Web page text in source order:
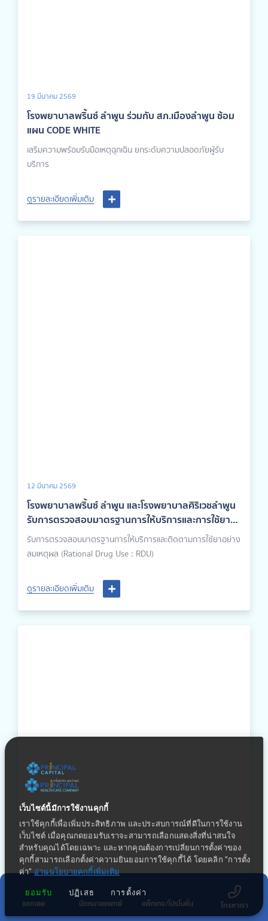
แชทเลย นัดหมายแพทย์ แพ็กเกจ/โปรโมชั่น โทรหาเรา
19 มีนาคม 2569
โรงพยาบาลพริ้นซ์ ลำพูน ร่วมกับ สภ.เมืองลำพูน ซ้อม
แผน CODE WHITE
เสริมความพร้อมรับมือเหตุฉุกเฉิน ยกระดับความปลอดภัยผู้รับ
บริการ
ดูรายละเอียดเพิ่มเติม
12 มีนาคม 2569
โรงพยาบาลพริ้นซ์ ลำพูน และโรงพยาบาลศิริเวชลำพูน
รับการตรวจสอบมาตรฐานการให้บริการและการใช้ยา
อย่างสมเหตุผล (Rational Drug Use)
รับการตรวจสอบมาตรฐานการให้บริการและติดตามการใช้ยาอย่าง
สมเหตุผล (Rational Drug Use : RDU)
ดูรายละเอียดเพิ่มเติม
10 มีนาคม 2569
สนับสนุนน้ำดื่มแก่ทีมดับไฟป่าในพื้นที่จังหวัดลำพูน
โรงพยาบาลพริ้นซ์ ลำพูน ร่วมสนับสนุนภารกิจช่วยเหลือสังคม
เว็บไซต์นี้มีการใช้งานคุกกี้
เราใช้คุกกี้เพื่อเพิ่มประสิทธิภาพ และประสบการณ์ที่ดีในการใช้งาน
เว็บไซต์ เมื่อคุณกดยอมรับเราจะสามารถเลือกแสดงสิ่งที่น่าสนใจ
สำหรับคุณได้โดยเฉพาะ และหากคุณต้องการเปลี่ยนการตั้งค่าของ
คุกกี้สามารถเลือกตั้งค่าความยินยอมการใช้คุกกี้ได้ โดยคลิก "การตั้ง
ค่า"อ่านนโยบายคุกกี้เพิ่มเติม
ยอมรับ ปฏิเสธ การตั้งค่า